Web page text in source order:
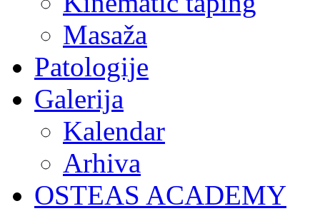
Masaža
Patologije
Galerija
Kalendar
Arhiva
OSTEAS ACADEMY